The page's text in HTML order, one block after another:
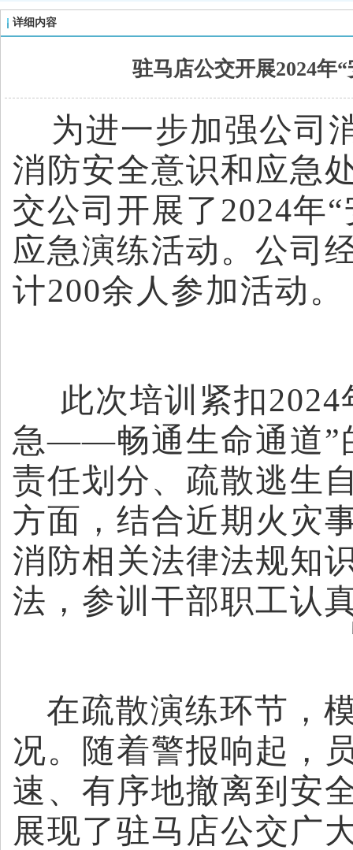
详细内容
驻马店公交开展2024年
为进一步加强公司
消防安全意识和应急
交公司开展了2024年
应急演练活动。公司
计200余人参加活动。
此次培训紧扣
急——畅通生命通道”
责任划分、疏散逃生
方面，结合近期火灾
消防相关法律法规知
法，参训干部职工认
在疏散演练环节，
况。随着警报响起，
速、有序地撤离到安
展现了驻马店公交广